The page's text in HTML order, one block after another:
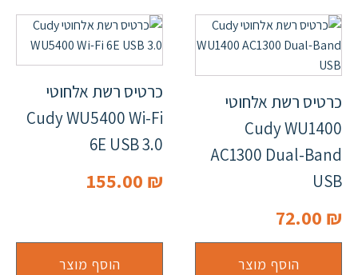
כרטיס רשת אלחוטי
Cudy WU1400
AC1300 Dual-Band
USB
72.00 ₪
הוסף מוצר
כרטיס רשת אלחוטי
Cudy WU5400 Wi-Fi
6E USB 3.0
155.00 ₪
הוסף מוצר